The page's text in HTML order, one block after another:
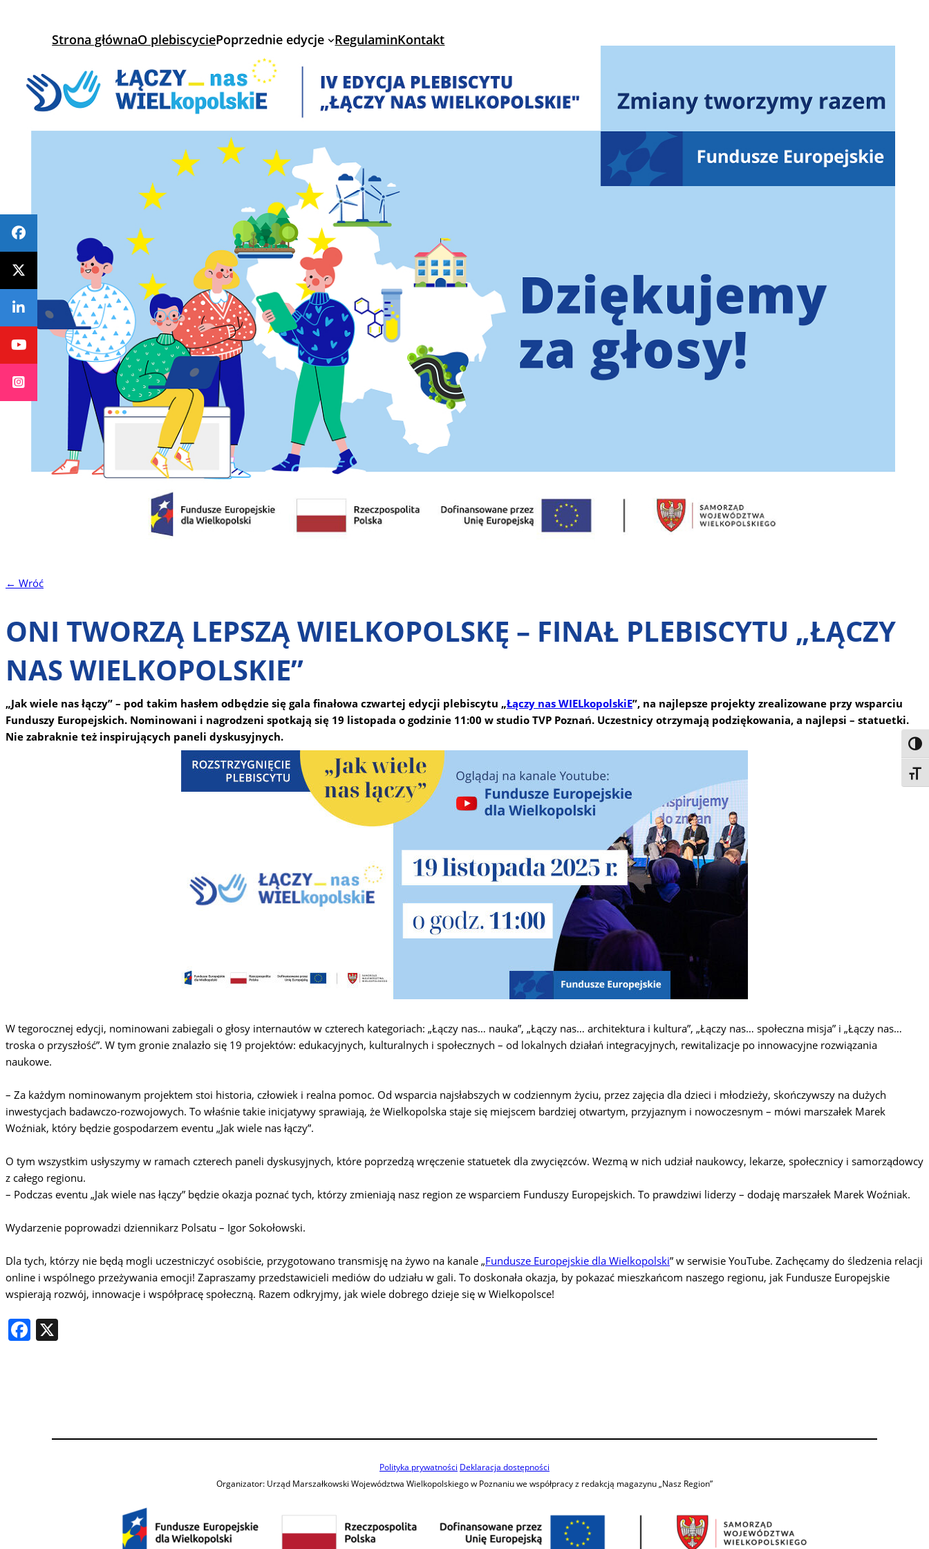
Strona głównaO plebiscyciePoprzednie edycje RegulaminKontakt
← Wróć
ONI TWORZĄ LEPSZĄ WIELKOPOLSKĘ – FINAŁ PLEBISCYTU „ŁĄCZY
NAS WIELKOPOLSKIE”
„Jak wiele nas łączy” – pod takim hasłem odbędzie się gala finałowa czwartej edycji plebiscytu „Łączy nas WIELkopolskiE”, na najlepsze projekty zrealizowane przy wsparciu
Funduszy Europejskich. Nominowani i nagrodzeni spotkają się 19 listopada o godzinie 11:00 w studio TVP Poznań. Uczestnicy otrzymają podziękowania, a najlepsi – statuetki.
Nie zabraknie też inspirujących paneli dyskusyjnych.
W tegorocznej edycji, nominowani zabiegali o głosy internautów w czterech kategoriach: „Łączy nas… nauka”, „Łączy nas… architektura i kultura”, „Łączy nas… społeczna misja” i „Łączy nas…
troska o przyszłość”. W tym gronie znalazło się 19 projektów: edukacyjnych, kulturalnych i społecznych – od lokalnych działań integracyjnych, rewitalizacje po innowacyjne rozwiązania
naukowe.
– Za każdym nominowanym projektem stoi historia, człowiek i realna pomoc. Od wsparcia najsłabszych w codziennym życiu, przez zajęcia dla dzieci i młodzieży, skończywszy na dużych
inwestycjach badawczo-rozwojowych. To właśnie takie inicjatywy sprawiają, że Wielkopolska staje się miejscem bardziej otwartym, przyjaznym i nowoczesnym – mówi marszałek Marek
Woźniak, który będzie gospodarzem eventu „Jak wiele nas łączy”.
O tym wszystkim usłyszymy w ramach czterech paneli dyskusyjnych, które poprzedzą wręczenie statuetek dla zwycięzców. Wezmą w nich udział naukowcy, lekarze, społecznicy i samorządowcy
z całego regionu.
– Podczas eventu „Jak wiele nas łączy” będzie okazja poznać tych, którzy zmieniają nasz region ze wsparciem Funduszy Europejskich. To prawdziwi liderzy – dodaję marszałek Marek Woźniak.
Wydarzenie poprowadzi dziennikarz Polsatu – Igor Sokołowski.
Dla tych, którzy nie będą mogli uczestniczyć osobiście, przygotowano transmisję na żywo na kanale „Fundusze Europejskie dla Wielkopolski” w serwisie YouTube. Zachęcamy do śledzenia relacji
online i wspólnego przeżywania emocji! Zapraszamy przedstawicieli mediów do udziału w gali. To doskonała okazja, by pokazać mieszkańcom naszego regionu, jak Fundusze Europejskie
wspierają rozwój, innowacje i współpracę społeczną. Razem odkryjmy, jak wiele dobrego dzieje się w Wielkopolsce!
Facebook
Polityka prywatności Deklaracja dostępności
Organizator: Urząd Marszałkowski Województwa Wielkopolskiego w Poznaniu we współpracy z redakcją magazynu „Nasz Region”